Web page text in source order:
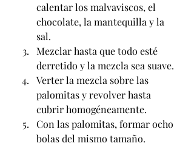
calentar los malvaviscos, el
chocolate, la mantequilla y la
sal.
Mezclar hasta que todo esté
derretido y la mezcla sea suave.
Verter la mezcla sobre las
palomitas y revolver hasta
cubrir homogéneamente.
Con las palomitas, formar ocho
bolas del mismo tamaño.